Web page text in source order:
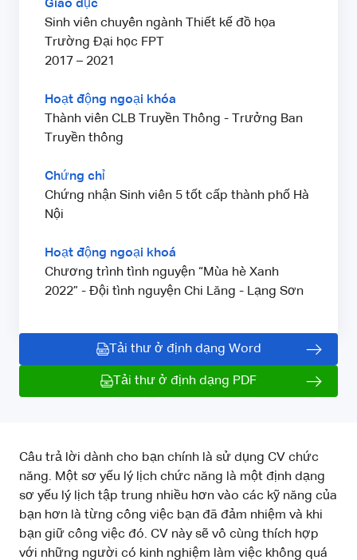
Giáo dục
Sinh viên chuyên ngành Thiết kế đồ họa
Trường Đại học FPT
2017 – 2021
Hoạt động ngoại khóa
Thành viên CLB Truyền Thông - Trưởng Ban
Truyền thông
Chứng chỉ
Chứng nhận Sinh viên 5 tốt cấp thành phố Hà
Nội
Hoạt động ngoại khoá
Chương trình tình nguyện “Mùa hè Xanh
2022” - Đội tình nguyện Chi Lăng - Lạng Sơn
Tải thư ở định dạng Word
Tải thư ở định dạng PDF
Câu trả lời dành cho bạn chính là sử dụng CV chức
năng. Một sơ yếu lý lịch chức năng là một định dạng
sơ yếu lý lịch tập trung nhiều hơn vào các kỹ năng của
bạn hơn là từng công việc bạn đã đảm nhiệm và khi
bạn giữ công việc đó. CV này sẽ vô cùng thích hợp
với những người có kinh nghiệm làm việc không quá